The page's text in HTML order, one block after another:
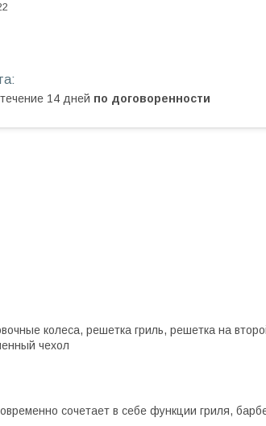
14 дней по договоренности
колеса, решетка гриль, решетка на
чехол
сочетает в себе функции гриля,